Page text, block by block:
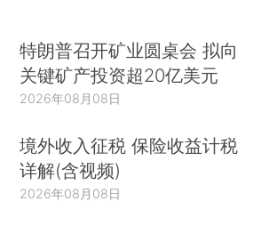
特朗普召开矿业圆桌会 拟向
关键矿产投资超20亿美元
2026年08月08日
境外收入征税 保险收益计税
详解(含视频)
2026年08月08日